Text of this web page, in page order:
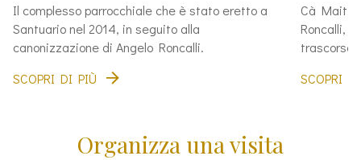
Il complesso parrocchiale che è stato eretto a
Santuario nel 2014, in seguito alla
canonizzazione di Angelo Roncalli.
SCOPRI DI PIÙ
Cà
Roncalli,
trascorse
SCOPRI
Organizza una visita